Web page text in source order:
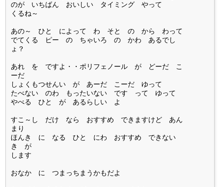
のが いちばん おいしい タイミング やって
くるね～
あの～ ひと によって わ そと の から わって
でてくる ピー の ちゃいろ の かわ あるでし
ょ？
あれ を ですよ・・ポリフェノール が どーだ こ
ーだ
しょくもつせんい が あーだ こーだ ゆって
たべない のわ もったいない です って ゆって
やべる ひと が あるらしい よ
すこ～し だけ なら おすすめ できますけど あん
まり
ほんき に なる ひと にわ おすすめ できない
き が
します
おなか に つまっちまうかもだよ